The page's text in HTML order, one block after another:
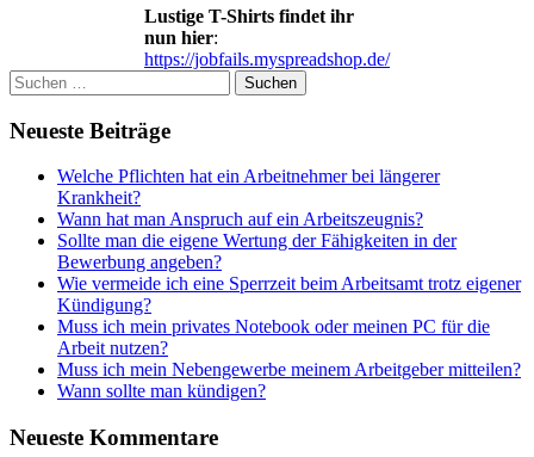
Lustige T-Shirts findet ihr
nun hier:
https://jobfails.myspreadshop.de/
Suchen
nach:
Neueste Beiträge
Welche Pflichten hat ein Arbeitnehmer bei längerer
Krankheit?
Wann hat man Anspruch auf ein Arbeitszeugnis?
Sollte man die eigene Wertung der Fähigkeiten in der
Bewerbung angeben?
Wie vermeide ich eine Sperrzeit beim Arbeitsamt trotz eigener
Kündigung?
Muss ich mein privates Notebook oder meinen PC für die
Arbeit nutzen?
Muss ich mein Nebengewerbe meinem Arbeitgeber mitteilen?
Wann sollte man kündigen?
Neueste Kommentare